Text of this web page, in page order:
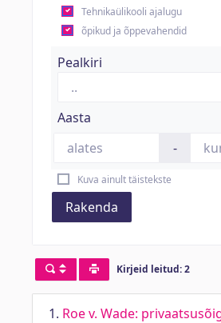
Tehnikaülikooli ajalugu
õpikud ja õppevahendid
Pealkiri
Aasta
-
Kuva ainult täistekste
Rakenda
Kirjeid leitud: 2
1. Roe v. Wade: